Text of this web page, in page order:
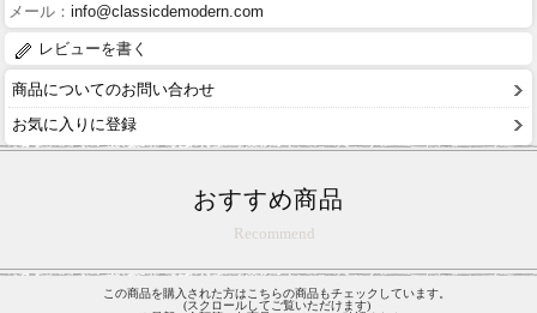
メール： info@classicdemodern.com
レビューを書く
商品についてのお問い合わせ
お気に入りに登録
おすすめ商品
Recommend
この商品を購入された方はこちらの商品もチェックしています。
(スクロールしてご覧いただけます)